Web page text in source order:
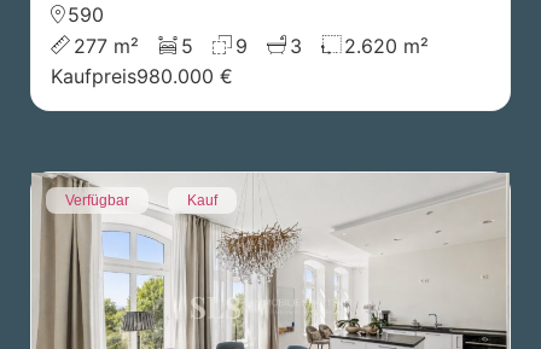
590
277 m²
5 9 3
2.620 m²
Kaufpreis980.000 €
Verfügbar Kauf